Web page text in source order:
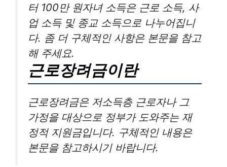
터 100만 원자녀 소득은 근로 소득, 사
업 소득 및 종교 소득으로 나누어집니
다. 좀 더 구체적인 사항은 본문을 참고
해 주세요.
근로장려금이란
근로장려금은 저소득층 근로자나 그
가정을 대상으로 정부가 도와주는 재
정적 지원금입니다. 구체적인 내용은
본문을 참고하시기 바랍니다.